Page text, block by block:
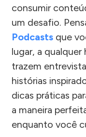
consumir
um desafio.
Podcasts que
lugar, a qualquer
trazem
histórias
dicas práticas
a maneira
enquanto você